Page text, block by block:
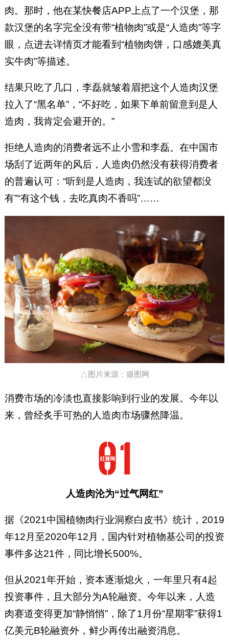
肉。那时，他在某快餐店APP上点了一个汉堡，那
款汉堡的名字完全没有带“植物肉”或是“人造肉”等字
眼，点进去详情页才能看到“植物肉饼，口感媲美真
实牛肉”等描述。
结果只吃了几口，李磊就皱着眉把这个人造肉汉堡
拉入了“黑名单”，“不好吃，如果下单前留意到是人
造肉，我肯定会避开的。”
拒绝人造肉的消费者远不止小雪和李磊。在中国市
场刮了近两年的风后，人造肉仍然没有获得消费者
的普遍认可：“听到是人造肉，我连试的欲望都没
有”“有这个钱，去吃真肉不香吗”……
△图片来源：摄图网
消费市场的冷淡也直接影响到行业的发展。今年以
来，曾经炙手可热的人造肉市场骤然降温。
人造肉沦为“过气网红”
据《2021中国植物肉行业洞察白皮书》统计，2019
年12月至2020年12月，国内针对植物基公司的投资
事件多达21件，同比增长500%。
但从2021年开始，资本逐渐熄火，一年里只有4起
投资事件，且大部分为A轮融资。今年以来，人造
肉赛道变得更加“静悄悄”，除了1月份“星期零”获得1
亿美元B轮融资外，鲜少再传出融资消息。